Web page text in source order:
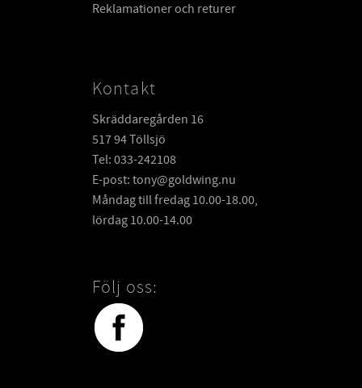
Reklamationer och returer
Kontakt
Skräddaregården 16
517 94 Töllsjö
Tel: 033-242108
E-post: tony@goldwing.nu
Måndag till fredag 10.00-18.00,
lördag 10.00-14.00
Följ oss: